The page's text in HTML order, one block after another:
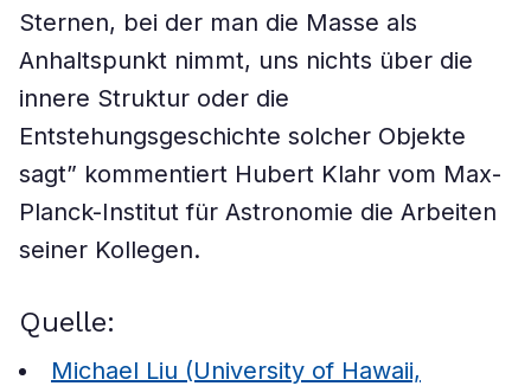
Sternen, bei der man die Masse als
Anhaltspunkt nimmt, uns nichts über die
innere Struktur oder die
Entstehungsgeschichte solcher Objekte
sagt” kommentiert Hubert Klahr vom Max-
Planck-Institut für Astronomie die Arbeiten
seiner Kollegen.
Quelle:
Michael Liu (University of Hawaii,